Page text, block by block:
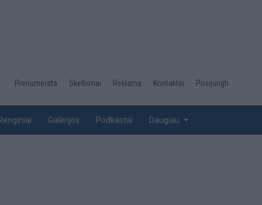
Desktop
top
Prenumerata Skelbimai Reklama Kontaktai Prisijungti
Galerijos Podkastai Daugiau